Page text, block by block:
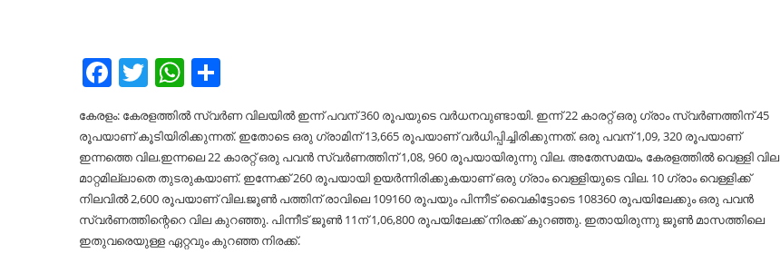
Facebook
TwitterWhatsApp
കേരളം: കേരളത്തിൽ സ്വർണ വിലയിൽ ഇന്ന് പവന് 360 രൂപയുടെ വർധനവുണ്ടായി. ഇന്ന് 22 കാരറ്റ് ഒരു ഗ്രാം സ്വർണത്തിന് 45
രൂപയാണ് കൂടിയിരിക്കുന്നത്. ഇതോടെ ഒരു ഗ്രാമിന് 13,665 രൂപയാണ് വർധിപ്പിച്ചിരിക്കുന്നത്. ഒരു പവന് 1,09, 320 രൂപയാണ്
ഇന്നത്തെ വില.ഇന്നലെ 22 കാരറ്റ് ഒരു പവൻ സ്വർണത്തിന് 1,08, 960 രൂപയായിരുന്നു വില. അതേസമയം, കേരളത്തിൽ വെള്ളി വില
മാറ്റമില്ലാതെ തുടരുകയാണ്. ഇന്നേക്ക് 260 രൂപയായി ഉയർന്നിരിക്കുകയാണ് ഒരു ഗ്രാം വെള്ളിയുടെ വില. 10 ഗ്രാം വെള്ളിക്ക്
നിലവിൽ 2,600 രൂപയാണ് വില.ജൂൺ പത്തിന് രാവിലെ 109160 രൂപയും പിന്നീട് വൈകിട്ടോടെ 108360 രൂപയിലേക്കും ഒരു പവൻ
സ്വർണത്തിന്റെറെ വില കുറഞ്ഞു. പിന്നീട് ജൂൺ 11ന് 1,06,800 രൂപയിലേക്ക് നിരക്ക് കുറഞ്ഞു. ഇതായിരുന്നു ജൂൺ മാസത്തിലെ
ഇതുവരെയുള്ള ഏറ്റവും കുറഞ്ഞ നിരക്ക്.